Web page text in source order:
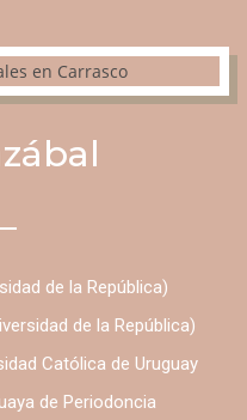
de la República)
de la República)
Católica de Uruguay
de Periodoncia